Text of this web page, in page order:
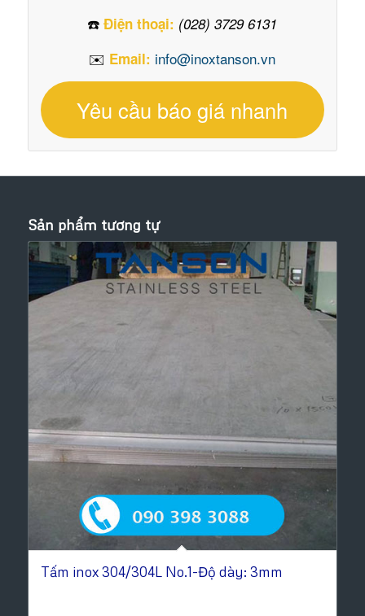
☎️Điện thoại: (028) 3729 6131
✉️ Email: info@inoxtanson.vn
Yêu cầu báo giá nhanh
Sản phẩm tương tự
Tấm inox 304/304L No.1-Độ dày: 3mm